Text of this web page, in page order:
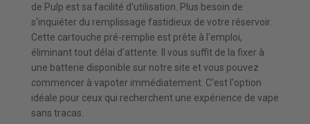
de Pulp est sa facilité d'utilisation. Plus besoin de
s'inquiéter du remplissage fastidieux de votre réservoir.
Cette cartouche pré-remplie est prête à l'emploi,
éliminant tout délai d'attente. Il vous suffit de la fixer à
une batterie disponible sur notre site et vous pouvez
commencer à vapoter immédiatement. C'est l'option
idéale pour ceux qui recherchent une expérience de vape
sans tracas.